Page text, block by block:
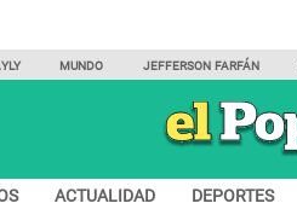
MUNDO JEFFERSON FARFÁN
ACTUALIDAD DEPORTES